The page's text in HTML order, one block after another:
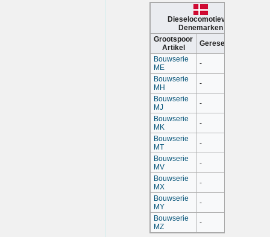
Dieselocomotieven
Denemarken
Grootspoor
Artikel
Gereserveerd
Bouwserie
ME
-
Bouwserie
MH
-
Bouwserie
MJ
-
Bouwserie
MK
-
Bouwserie
MT
-
Bouwserie
MV
-
Bouwserie
MX
-
Bouwserie
MY
-
Bouwserie
MZ
-